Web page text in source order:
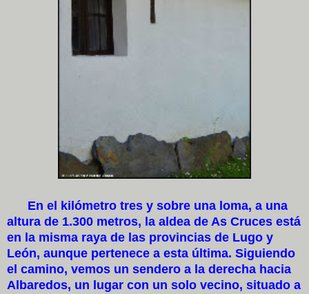
En el kilómetro tres y sobre una loma, a una
altura de 1.300 metros, la aldea de As Cruces está
en la misma raya de las provincias de Lugo y
León, aunque pertenece a esta última. Siguiendo
el camino, vemos un sendero a la derecha hacia
Albaredos, un lugar con un solo vecino, situado a